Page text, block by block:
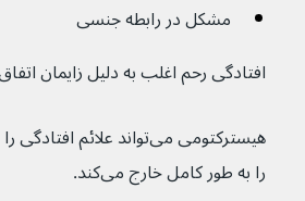
مشکل در رابطه جنسی
افتادگی رحم اغلب به دلیل زایمان اتفاق
هیسترکتومی می‌تواند علائم
را به طور کامل خارج می‌کند.